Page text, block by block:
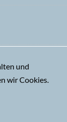
und
wir Cookies.